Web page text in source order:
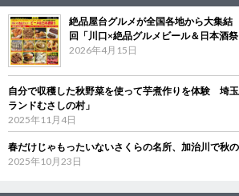
絶品屋台グルメが全国各地から大集
回「川口×絶品グルメビール＆日本酒
2026年4月15日
自分で収穫した秋野菜を使って芋煮作りを体験 埼
ランドむさしの村」
2025年11月4日
春だけじゃもったいないさくらの名所、加治川で秋
2025年10月23日